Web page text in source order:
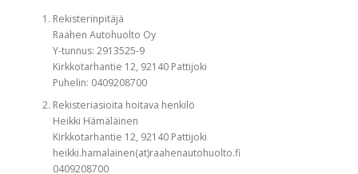
Rekisterinpitäjä
Raahen Autohuolto Oy
Y-tunnus: 2913525-9
Kirkkotarhantie 12, 92140 Pattijoki
Puhelin: 0409208700
Rekisteriasioita hoitava henkilö
Heikki Hämäläinen
Kirkkotarhantie 12, 92140 Pattijoki
heikki.hamalainen(at)raahenautohuolto.fi
0409208700